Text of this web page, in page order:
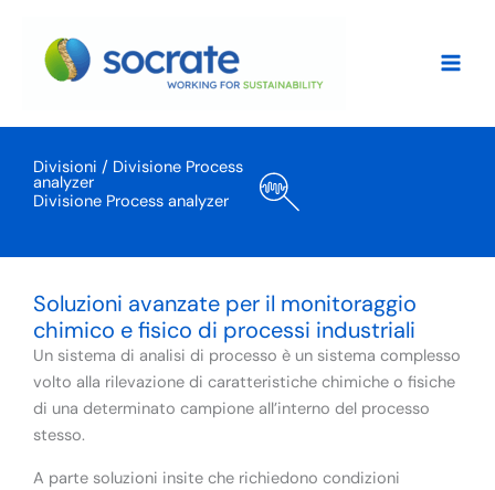
contenuto
Divisioni / Divisione Process
analyzer
Divisione Process analyzer
Soluzioni avanzate per il monitoraggio
chimico e fisico di processi industriali
Un sistema di analisi di processo è un sistema complesso
volto alla rilevazione di caratteristiche chimiche o fisiche
di una determinato campione all’interno del processo
stesso.
A parte soluzioni insite che richiedono condizioni